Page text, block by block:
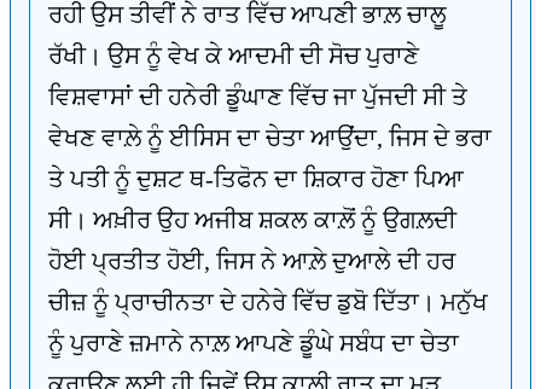
ਰਹੀ ਉਸ ਤੀਵੀਂ ਨੇ ਰਾਤ ਵਿੱਚ ਆਪਣੀ ਭਾਲ਼ ਚਾਲੂ
ਰੱਖੀ। ਉਸ ਨੂੰ ਵੇਖ ਕੇ ਆਦਮੀ ਦੀ ਸੋਚ ਪੁਰਾਣੇ
ਵਿਸ਼ਵਾਸਾਂ ਦੀ ਹਨੇਰੀ ਡੂੰਘਾਣ ਵਿੱਚ ਜਾ ਪੁੱਜਦੀ ਸੀ ਤੇ
ਵੇਖਣ ਵਾਲ਼ੇ ਨੂੰ ਈਸਿਸ ਦਾ ਚੇਤਾ ਆਉਂਦਾ, ਜਿਸ ਦੇ ਭਰਾ
ਤੇ ਪਤੀ ਨੂੰ ਦੁਸ਼ਟ ਥ-ਤਿਫੋਨ ਦਾ ਸ਼ਿਕਾਰ ਹੋਣਾ ਪਿਆ
ਸੀ। ਅਖ਼ੀਰ ਉਹ ਅਜੀਬ ਸ਼ਕਲ ਕਾਲ਼ੋਂ ਨੂੰ ਉਗਲ਼ਦੀ
ਹੋਈ ਪ੍ਰਤੀਤ ਹੋਈ, ਜਿਸ ਨੇ ਆਲ਼ੇ ਦੁਆਲੇ ਦੀ ਹਰ
ਚੀਜ਼ ਨੂੰ ਪ੍ਰਾਚੀਨਤਾ ਦੇ ਹਨੇਰੇ ਵਿੱਚ ਡੁਬੋ ਦਿੱਤਾ। ਮਨੁੱਖ
ਨੂੰ ਪੁਰਾਣੇ ਜ਼ਮਾਨੇ ਨਾਲ਼ ਆਪਣੇ ਡੂੰਘੇ ਸਬੰਧ ਦਾ ਚੇਤਾ